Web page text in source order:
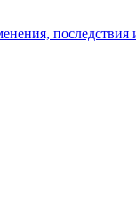
последствия